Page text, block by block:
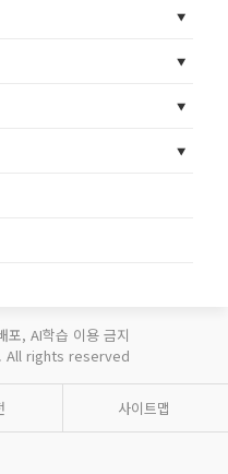
포, AI학습 이용 금지
. All rights reserved
사이트맵